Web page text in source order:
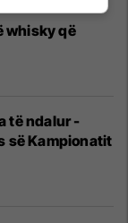
whisky që
të ndalur -
së Kampionatit